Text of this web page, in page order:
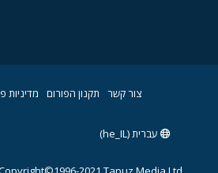
צור קשר תקנון הפורום מדיניות
עברית (he_IL)